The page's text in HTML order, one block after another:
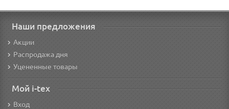
Наши предложения
Акции
Распродажа дня
Уцененные товары
Мой i-tex
Вход